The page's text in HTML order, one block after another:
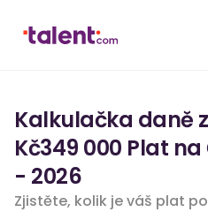
Kalkulačka daně
Kč349 000 Plat
- 2026
Zjistěte, kolik je váš plat